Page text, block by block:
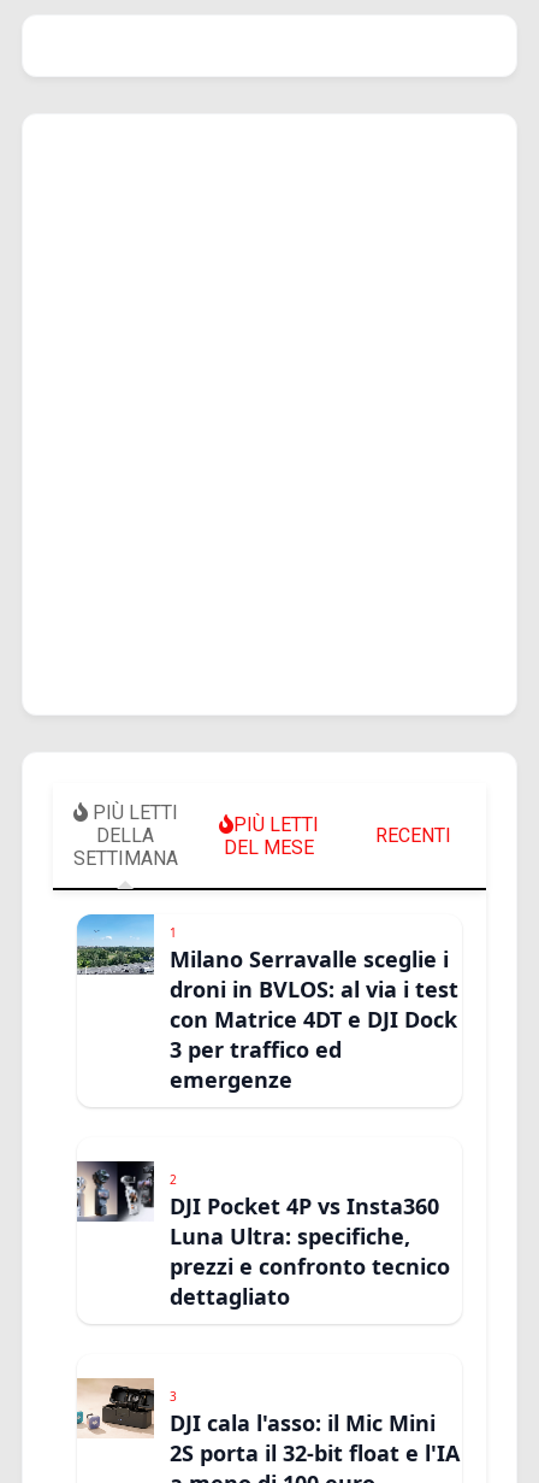
PIÙ LETTI
DELLA
SETTIMANA
PIÙ LETTI
DEL MESE
RECENTI
1
Milano Serravalle sceglie i
droni in BVLOS: al via i test
con Matrice 4DT e DJI Dock
3 per traffico ed
emergenze
2
DJI Pocket 4P vs Insta360
Luna Ultra: specifiche,
prezzi e confronto tecnico
dettagliato
3
DJI cala l'asso: il Mic Mini
2S porta il 32-bit float e l'IA